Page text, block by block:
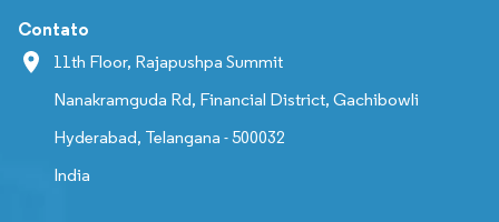
Contato
11th Floor, Rajapushpa Summit
Nanakramguda Rd, Financial District, Gachibowli
Hyderabad, Telangana - 500032
India